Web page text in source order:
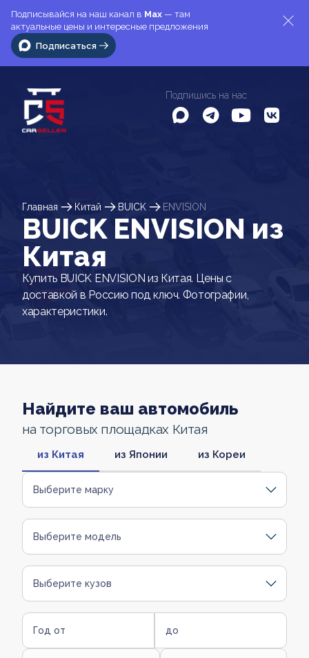
Подписывайся на наш канал в Max — там
актуальные цены и интересные предложения
Подписаться
Подпишись на нас
Главная Китай BUICK ENVISION
BUICK ENVISION из
Китая
Купить BUICK ENVISION из Китая. Цены с
доставкой в Россию под ключ. Фотографии,
характеристики.
Найдите ваш автомобиль
на торговых площадках Китая
из Китая из Японии из Кореи
Выберите марку
Выберите модель
Выберите кузов
Год от до